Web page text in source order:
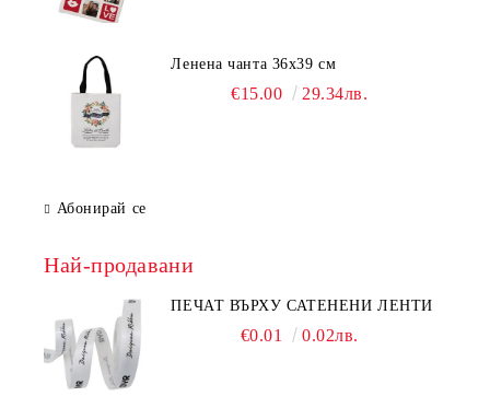
Ленена чанта 36х39 см
€15.00 29.34лв.
Абонирай се
Най-продавани
ПЕЧАТ ВЪРХУ САТЕНЕНИ ЛЕНТИ
€0.01 0.02лв.